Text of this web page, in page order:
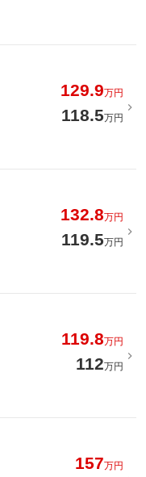
129.9万円
118.5万円
132.8万円
119.5万円
119.8万円
112万円
157万円